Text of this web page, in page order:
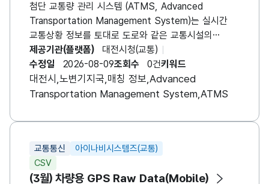
첨단 교통량 관리 시스템 (ATMS, Advanced
Transportation Management System)는 실시간
교통상황 정보를 토대로 도로와 같은 교통시설의
이용률을 극대화하기 위한 교통관제체계이며, 링크ID
기준에서 ATMS 기준 RSE와 이전 RSE 매칭 정보,
점유율, 구간번호 정보에 대한 데이터입니다.
제공기관(플랫폼)
대전시청(교통)
수정일
2026-08-09조회수 0건키워드
대전시,노변기지국,매칭 정보,Advanced
Transportation Management System,ATMS
교통통신
아이나비시스템즈(교통)
CSV
(3월) 차량용 GPS Raw Data(Mobile)